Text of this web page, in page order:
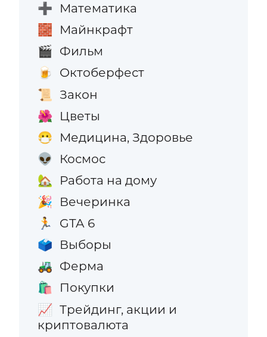
➕ Математика
🧱 Майнкрафт
🎬 Фильм
🍺 Октоберфест
📜 Закон
🌺 Цветы
😷 Медицина, Здоровье
👽 Космос
🏡 Работа на дому
🎉 Вечеринка
🏃 GTA 6
🗳️ Выборы
🚜 Ферма
🛍️ Покупки
📈 Трейдинг, акции и
криптовалюта